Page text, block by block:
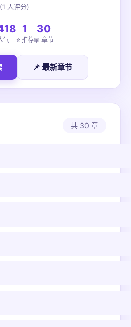
(1 人评分)
气
1
⭐ 推荐
30
📖 章节
📌 最新章节
共 30 章